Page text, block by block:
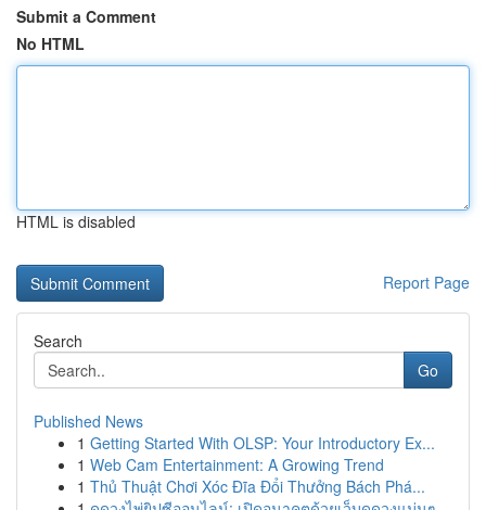
Submit a Comment
No HTML
HTML is disabled
Report Page
Search
Go
Published News
1 Getting Started With OLSP: Your Introductory Ex...
1 Web Cam Entertainment: A Growing Trend
1 Thủ Thuật Chơi Xóc Đĩa Đổi Thưởng Bách Phá...